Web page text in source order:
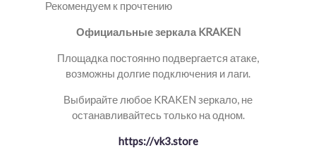
Рекомендуем к прочтению
Официальные зеркала KRAKEN
Площадка постоянно подвергается атаке,
возможны долгие подключения и лаги.
Выбирайте любое KRAKEN зеркало, не
останавливайтесь только на одном.
https://vk3.store